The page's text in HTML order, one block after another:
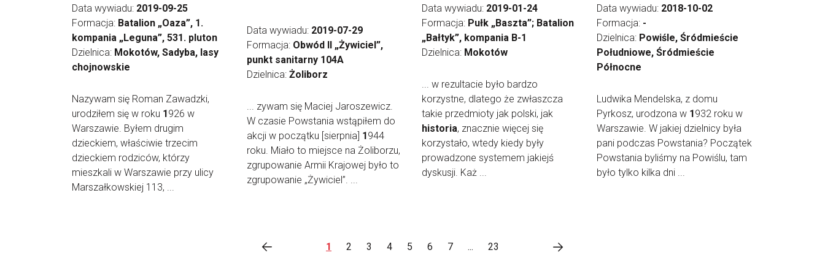
Data wywiadu: 2019-09-25
Formacja: Batalion „Oaza”, 1.
kompania „Leguna”, 531. pluton
Dzielnica: Mokotów, Sadyba, lasy
chojnowskie
Nazywam się Roman Zawadzki,
urodziłem się w roku 1926 w
Warszawie. Byłem drugim
dzieckiem, właściwie trzecim
dzieckiem rodziców, którzy
mieszkali w Warszawie przy ulicy
Marszałkowskiej 113, ...
Data wywiadu: 2019-07-29
Formacja: Obwód II „Żywiciel”,
punkt sanitarny 104A
Dzielnica: Żoliborz
... zywam się Maciej Jaroszewicz.
W czasie Powstania wstąpiłem do
akcji w początku [sierpnia] 1944
roku. Miało to miejsce na Żoliborzu,
zgrupowanie Armii Krajowej było to
zgrupowanie „Żywiciel”. ...
Data wywiadu: 2019-01-24
Formacja: Pułk „Baszta”; Batalion
„Bałtyk”, kompania B-1
Dzielnica: Mokotów
... w rezultacie było bardzo
korzystne, dlatego że zwłaszcza
takie przedmioty jak polski, jak
historia, znacznie więcej się
korzystało, wtedy kiedy były
prowadzone systemem jakiejś
dyskusji. Każ ...
Data wywiadu: 2018-10-02
Formacja: -
Dzielnica: Powiśle, Śródmieście
Południowe, Śródmieście
Północne
Ludwika Mendelska, z domu
Pyrkosz, urodzona w 1932 roku w
Warszawie. W jakiej dzielnicy była
pani podczas Powstania? Początek
Powstania byliśmy na Powiślu, tam
było tylko kilka dni ...
1 2 3 4 5 6 7 ... 23